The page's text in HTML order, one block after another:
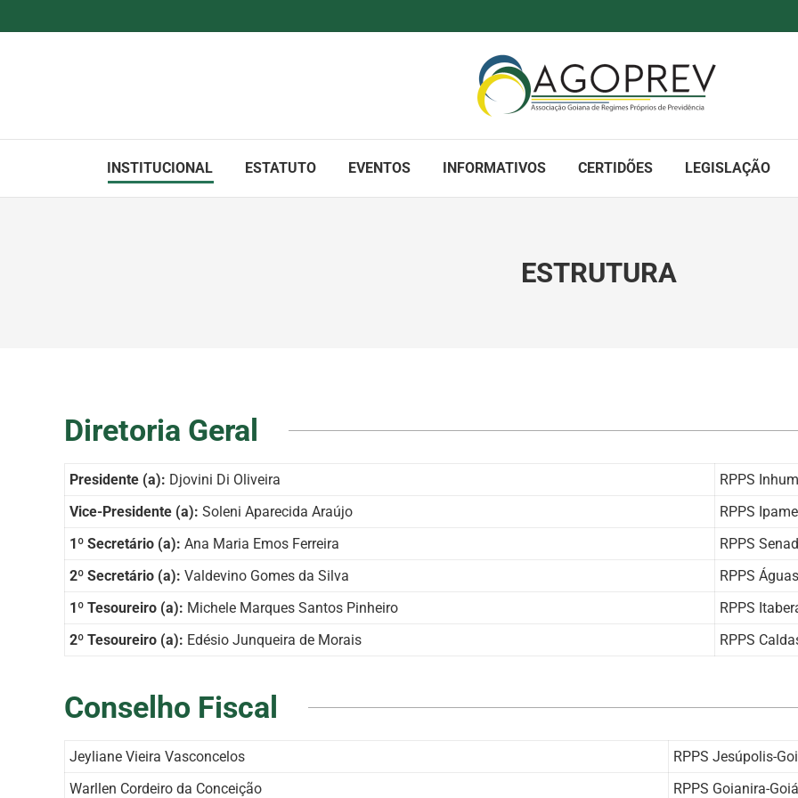
INSTITUCIONAL
ESTATUTO EVENTOS INFORMATIVOS CERTIDÕES LEGISLAÇÃO
ESTRUTURA
Diretoria Geral
Presidente (a): Djovini Di Oliveira
RPPS
Vice-Presidente (a): Soleni Aparecida Araújo
RPPS
1º Secretário (a): Ana Maria Emos Ferreira
RPPS
2º Secretário (a): Valdevino Gomes da Silva
RPPS
1º Tesoureiro (a): Michele Marques Santos Pinheiro
RPPS
2º Tesoureiro (a): Edésio Junqueira de Morais RPPS
Conselho Fiscal
Jeyliane Vieira Vasconcelos
RPPS Jesúpolis-
Warllen Cordeiro da Conceição
RPPS Goianira-